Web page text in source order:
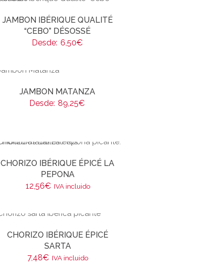
JAMBON IBÉRIQUE QUALITÉ
“CEBO” DÉSOSSÉ
Desde: 6,50€
JAMBON MATANZA
Desde: 89,25€
CHORIZO IBÉRIQUE ÉPICÉ LA
PEPONA
12,56€ IVA incluido
CHORIZO IBÉRIQUE ÉPICÉ
SARTA
7,48€ IVA incluido